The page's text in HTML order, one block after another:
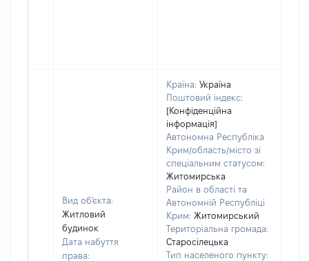
Вид об'єкта:
Житловий
будинок
Дата набуття
права:
Країна: Україна
Поштовий індекс:
[Конфіденційна
інформація]
Автономна Республіка
Крим/область/місто зі
спеціальним статусом:
Житомирська
Район в області та
Автономній Республіці
Крим: Житомирський
Територіальна громада:
Старосілецька
Тип населеного пункту: